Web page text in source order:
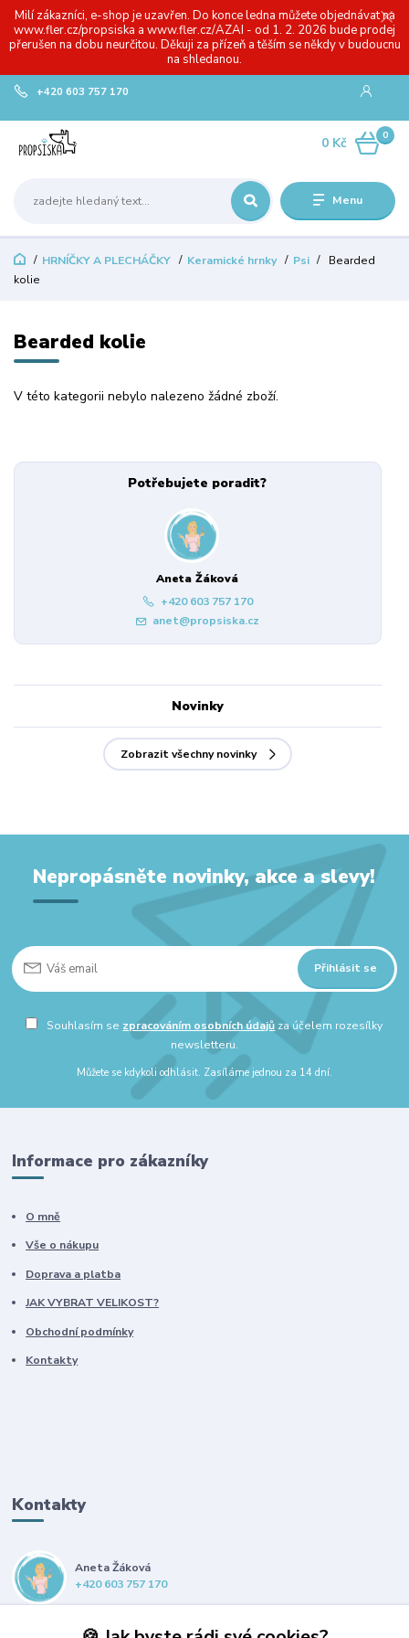
Milí zákazníci, e-shop je uzavřen. Do konce ledna můžete objednávat na
www.fler.cz/propsiska a www.fler.cz/AZAI - od 1. 2. 2026 bude prodej
přerušen na dobu neurčitou. Děkuji za přízeň a těším se někdy v budoucnu
na shledanou.
Menu
+420 603 757 170
0
0 Kč
HRNÍČKY A PLECHÁČKY Keramické hrnky Psi
Bearded
kolie
Bearded kolie
V této kategorii nebylo nalezeno žádné zboží.
Potřebujete poradit?
Aneta Žáková
+420 603 757 170
anet@propsiska.cz
Novinky
Zobrazit všechny novinky
Nepropásněte novinky, akce a slevy!
Přihlásit se
Souhlasím se zpracováním osobních údajů za účelem rozesílky
newsletteru.
Můžete se kdykoli odhlásit. Zasíláme jednou za 14 dní.
Informace pro zákazníky
O mně
Vše o nákupu
Doprava a platba
JAK VYBRAT VELIKOST?
Obchodní podmínky
Kontakty
Kontakty
Aneta Žáková
+420 603 757 170
anet@propsiska.cz